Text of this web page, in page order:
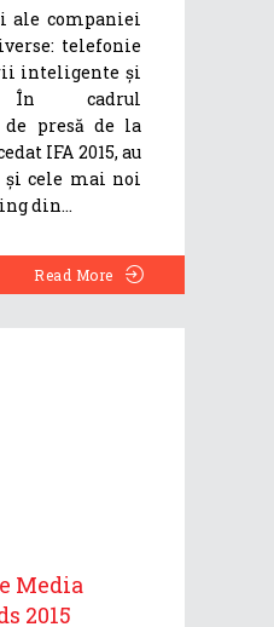
ale companiei
telefonie
inteligente și
În cadrul
presă de la
IFA 2015, au
și cele mai noi
din
Read More
Media
2015